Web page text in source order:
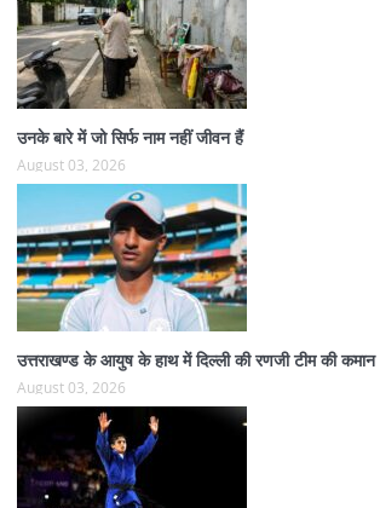
उनके बारे में जो सिर्फ नाम नहीं जीवन हैं
August 03, 2026
उत्तराखण्ड के आयुष के हाथ में दिल्ली की रणजी टीम की कमान
August 03, 2026